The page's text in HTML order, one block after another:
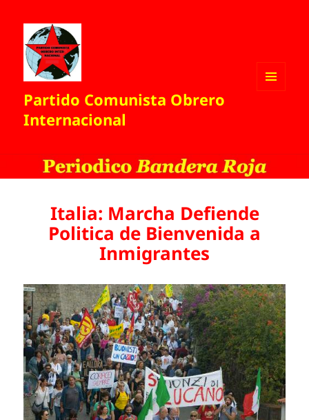
Partido Comunista Obrero
Internacional
Italia: Marcha Defiende
Politica de Bienvenida a
Inmigrantes